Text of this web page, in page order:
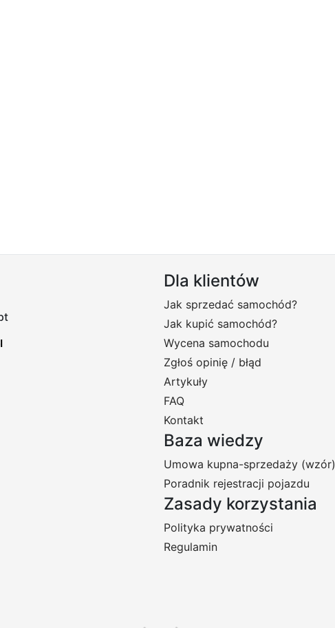
Dla klientów
Jak sprzedać samochód?
Jak kupić samochód?
Wycena samochodu
Zgłoś opinię / błąd
Artykuły
FAQ
Kontakt
Baza wiedzy
Umowa kupna-sprzedaży (wzór)
Poradnik rejestracji pojazdu
Zasady korzystania
Polityka prywatności
Regulamin